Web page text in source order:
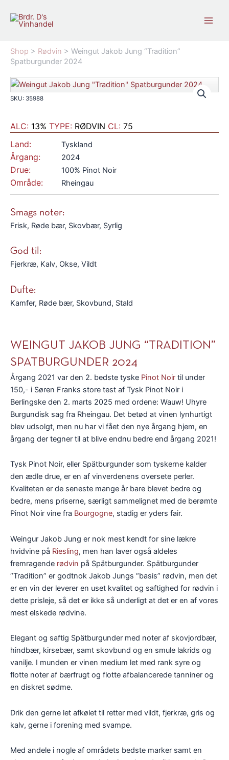
Shop > Rødvin > Weingut Jakob Jung “Tradition”
Spatburgunder 2024
SKU: 35988
ALC: 13% TYPE: RØDVIN CL: 75
Land:
Tyskland
Årgang: 2024
Drue: 100% Pinot Noir
Område: Rheingau
Smags noter:
Frisk, Røde bær, Skovbær, Syrlig
God til:
Fjerkræ, Kalv, Okse, Vildt
Dufte:
Kamfer, Røde bær, Skovbund, Stald
WEINGUT JAKOB JUNG “TRADITION”
SPATBURGUNDER 2024
Årgang 2021 var den 2. bedste tyske Pinot Noir til under
150,- i Søren Franks store test af Tysk Pinot Noir i
Berlingske den 2. marts 2025 med ordene: Wauw! Uhyre
Burgundisk sag fra Rheingau. Det betød at vinen lynhurtigt
blev udsolgt, men nu har vi fået den nye årgang hjem, en
årgang der tegner til at blive endnu bedre end årgang 2021!
Tysk Pinot Noir, eller Spätburgunder som tyskerne kalder
den ædle drue, er en af vinverdenens oversete perler.
Kvaliteten er de seneste mange år bare blevet bedre og
bedre, mens priserne, særligt sammelignet med de berømte
Pinot Noir vine fra Bourgogne, stadig er yders fair.
Weingur Jakob Jung er nok mest kendt for sine lækre
hvidvine på Riesling, men han laver også aldeles
fremragende rødvin på Spätburgunder. Spätburgunder
“Tradition” er godtnok Jakob Jungs “basis” rødvin, men det
er en vin der leverer en uset kvalitet og saftighed for rødvin i
dette prisleje, så det er ikke så underligt at det er en af vores
mest elskede rødvine.
Elegant og saftig Spätburgunder med noter af skovjordbær,
hindbær, kirsebær, samt skovbund og en smule lakrids og
vanilje. I munden er vinen medium let med rank syre og
flotte noter af bærfrugt og flotte afbalancerede tanniner og
en diskret sødme.
Drik den gerne let afkølet til retter med vildt, fjerkræ, gris og
kalv, gerne i forening med svampe.
Med andele i nogle af områdets bedste marker samt en